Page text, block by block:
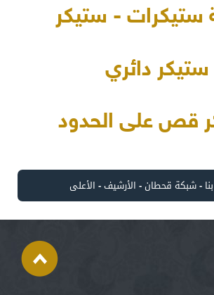
ستيكرات - ستيكر
ستيكر دائري
قص على الحدود
-شبكة قحطان- الأرشيف- الأعلى